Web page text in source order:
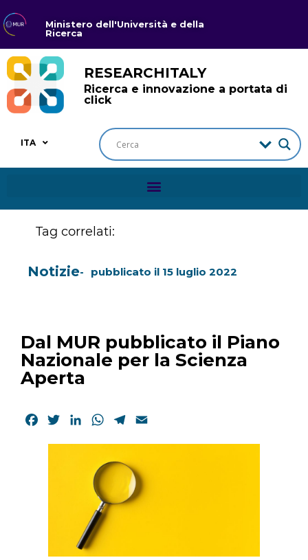
Ministero dell'Università e della
Ricerca
RESEARCHITALY
Ricerca e innovazione a portata di
click
ITA
Tag correlati:
Notizie pubblicato il 15 luglio 2022
Dal MUR pubblicato il Piano
Nazionale per la Scienza
Aperta
Facebook
TwitterLinkedInWhatsApp
Telegram